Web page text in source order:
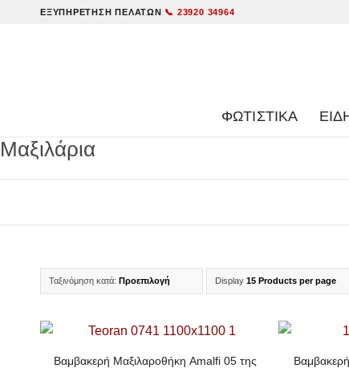
ΕΞΥΠΗΡΈΤΗΣΗ ΠΕΛΑΤΏΝ 📞 23920 34964
ΦΩΤΙΣΤΙΚΑ
Μαξιλάρια
Ταξινόμηση κατά: Προεπιλογή Display 15 Products per page
Βαμβακερή Μαξιλαροθήκη Amalfi 05 της